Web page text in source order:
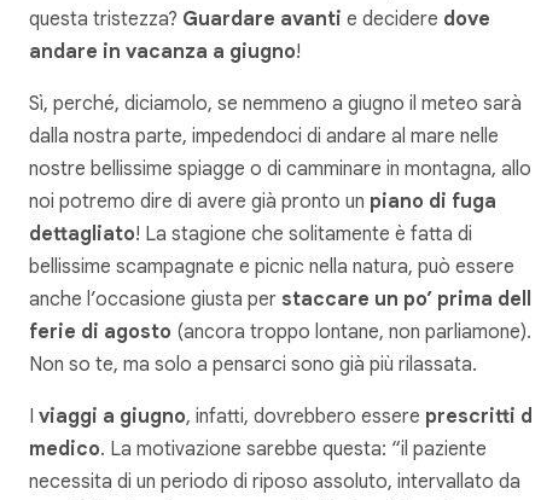
questa tristezza? Guardare avanti e decidere dove
andare in vacanza a giugno!
Sì, perché, diciamolo, se nemmeno a giugno il meteo sarà
dalla nostra parte, impedendoci di andare al mare nelle
nostre bellissime spiagge o di camminare in montagna,
noi potremo dire di avere già pronto un piano di fuga
dettagliato! La stagione che solitamente è fatta di
bellissime scampagnate e picnic nella natura, può essere
anche l’occasione giusta per staccare un po’ prima
ferie di agosto (ancora troppo lontane, non parliamone).
Non so te, ma solo a pensarci sono già più rilassata.
I viaggi a giugno, infatti, dovrebbero essere prescritti
medico. La motivazione sarebbe questa: “il paziente
necessita di un periodo di riposo assoluto, intervallato da